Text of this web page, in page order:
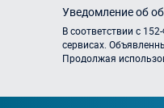
Уведомление об
В соответствии с
сервисах.
Продолжая